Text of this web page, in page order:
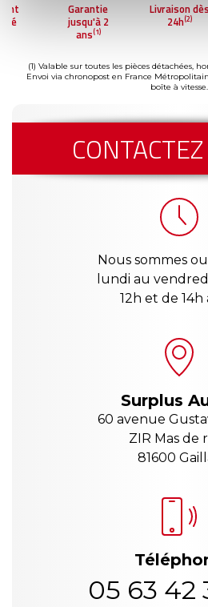
Garantie
jusqu'à 2
ans(1)
Livraison dès
24h(2)
(1) Valable sur toutes les pièces détachées,
Envoi via chronopost en France
boîte à vitesse.
Nous sommes
lundi au
12h et de 14h
Surplus
60 avenue
ZIR Mas de
81600
05 63 42